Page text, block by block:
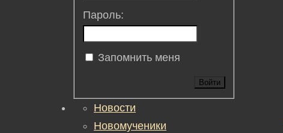
Пароль:
Запомнить меня
Войти
Новости
Новомученики